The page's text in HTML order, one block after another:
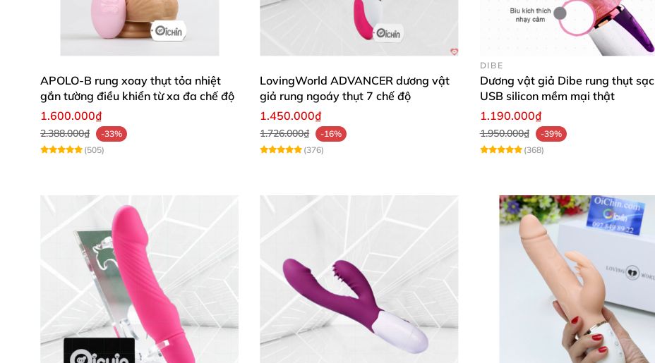
APOLO-B rung xoay thụt tỏa nhiệt
gắn tường điều khiển từ xa đa chế độ
1.600.000₫
2.388.000₫
-33%
(505)
LovingWorld ADVANCER dương vật
giả rung ngoáy thụt 7 chế độ
1.450.000₫
1.726.000₫
-16%
(376)
DIBE
Dương vật giả Dibe rung thụt sạc
USB silicon mềm mại thật
1.190.000₫
1.950.000₫
-39%
(368)